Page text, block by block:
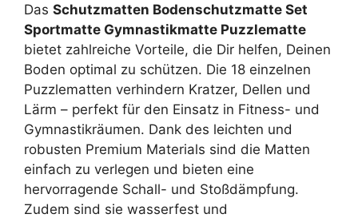
Das Schutzmatten Bodenschutzmatte Set
Sportmatte Gymnastikmatte Puzzlematte
bietet zahlreiche Vorteile, die Dir helfen, Deinen
Boden optimal zu schützen. Die 18 einzelnen
Puzzlematten verhindern Kratzer, Dellen und
Lärm – perfekt für den Einsatz in Fitness- und
Gymnastikräumen. Dank des leichten und
robusten Premium Materials sind die Matten
einfach zu verlegen und bieten eine
hervorragende Schall- und Stoßdämpfung.
Zudem sind sie wasserfest und